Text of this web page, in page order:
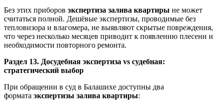
Без этих приборов экспертиза залива квартиры не может
считаться полной. Дешёвые экспертизы, проводимые без
тепловизора и влагомера, не выявляют скрытые повреждения,
что через несколько месяцев приводит к появлению плесени и
необходимости повторного ремонта.
Раздел 13. Досудебная экспертиза vs судебная:
стратегический выбор
При обращении в суд в Балашихе доступны два
формата экспертизы залива квартиры: